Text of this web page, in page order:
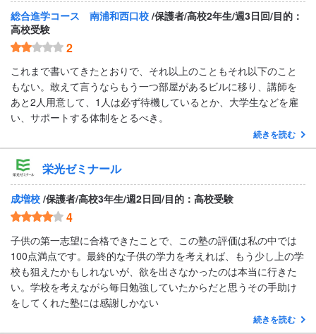
総合進学コース 南浦和西口校 /保護者/高校2年生/週3日回/目的：
高校受験
2
これまで書いてきたとおりで、それ以上のこともそれ以下のこと
もない。敢えて言うならもう一つ部屋があるビルに移り、講師を
あと2人用意して、1人は必ず待機しているとか、大学生などを雇
い、サポートする体制をとるべき。
続きを読む
栄光ゼミナール
成増校 /保護者/高校3年生/週2日回/目的：高校受験
4
子供の第一志望に合格できたことで、この塾の評価は私の中では
100点満点です。最終的な子供の学力を考えれば、もう少し上の学
校も狙えたかもしれないが、欲を出さなかったのは本当に行きた
い。学校を考えながら毎日勉強していたからだと思うその手助け
をしてくれた塾には感謝しかない
続きを読む